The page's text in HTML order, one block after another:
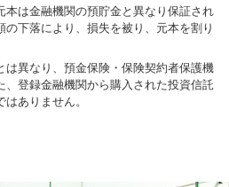
本は金融機関の預貯金と異なり保証され
下落により、損失を被り、元本を割り
は異なり、預金保険・保険契約者保護機
、登録金融機関から購入された投資信託
ありません。